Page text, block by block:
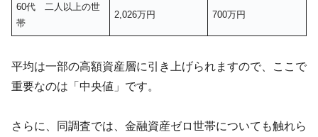
60代 二人以上の世
帯
2,026万円 700万円
平均は一部の高額資産層に引き上げられますので、ここで
重要なのは「中央値」です。
さらに、同調査では、金融資産ゼロ世帯についても触れら